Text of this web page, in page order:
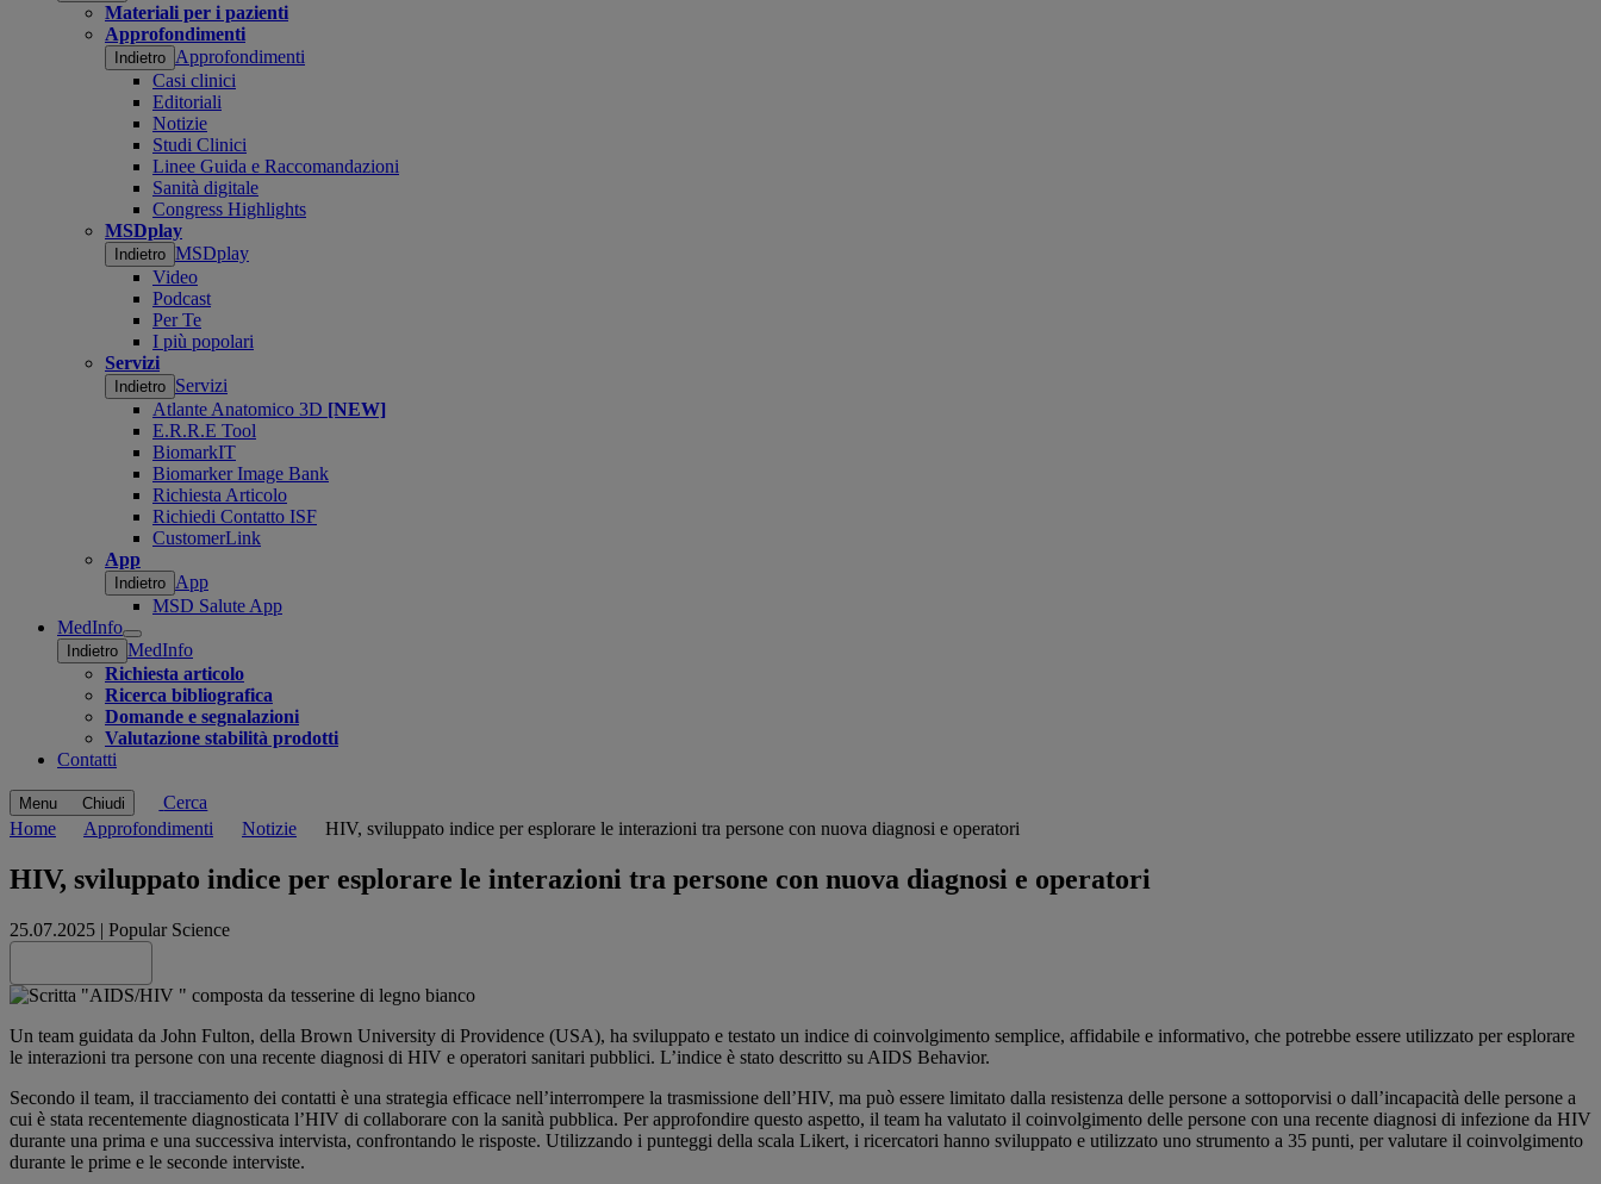
Materiali per i pazienti
Approfondimenti
Indietro Approfondimenti
Casi clinici
Editoriali
Notizie
Studi Clinici
Linee Guida e Raccomandazioni
Sanità digitale
Congress Highlights
MSDplay
Indietro MSDplay
Video
Podcast
Per Te
I più popolari
Servizi
Indietro Servizi
Atlante Anatomico 3D [NEW]
E.R.R.E Tool
BiomarkIT
Biomarker Image Bank
Richiesta Articolo
Richiedi Contatto ISF
CustomerLink
App
Indietro App
MSD Salute App
MedInfo
Open
submenu
Indietro MedInfo
Richiesta articolo
Ricerca bibliografica
Domande e segnalazioni
Valutazione stabilità prodotti
Contatti
Menu Chiudi
Cerca
Home
Approfondimenti Notizie HIV, sviluppato indice per esplorare le interazioni tra persone con nuova diagnosi e operatori
HIV, sviluppato indice per esplorare le interazioni tra persone con nuova diagnosi e operatori
25.07.2025 | Popular Science
Un team guidata da John Fulton, della Brown University di Providence (USA), ha sviluppato e testato un indice di coinvolgimento semplice, affidabile e informativo, che potrebbe essere utilizzato per esplorare
le interazioni tra persone con una recente diagnosi di HIV e operatori sanitari pubblici. L’indice è stato descritto su AIDS Behavior.
Secondo il team, il tracciamento dei contatti è una strategia efficace nell’interrompere la trasmissione dell’HIV, ma può essere limitato dalla resistenza delle persone a sottoporvisi o dall’incapacità delle persone a
cui è stata recentemente diagnosticata l’HIV di collaborare con la sanità pubblica. Per approfondire questo aspetto, il team ha valutato il coinvolgimento delle persone con una recente diagnosi di infezione da HIV
durante una prima e una successiva intervista, confrontando le risposte. Utilizzando i punteggi della scala Likert, i ricercatori hanno sviluppato e utilizzato uno strumento a 35 punti, per valutare il coinvolgimento
durante le prime e le seconde interviste.